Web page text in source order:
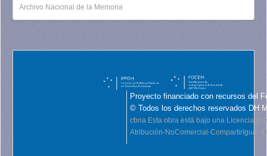
Archivo Nacional de la Memoria
Proyecto financiado con recursos del
© Todos los derechos reservados DH
cbna Esta obra está bajo una Licencia
Atribución-NoComercial-CompartirIgual